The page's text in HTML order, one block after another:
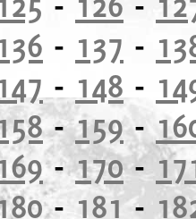
- 137 -
- 148 -
-159-
-170-
- 181-